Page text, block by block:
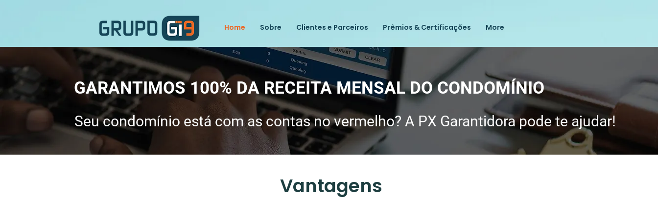
Home Sobre Clientes e Parceiros Prêmios & Certificações More
GARANTIMOS 100% DA RECEITA MENSAL DO CONDOMÍNIO
Seu condomínio está com as contas no vermelho? A PX Garantidora pode te ajudar!
Vantagens